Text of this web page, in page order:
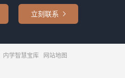
立刻联系 
内学智慧宝库 网站地图